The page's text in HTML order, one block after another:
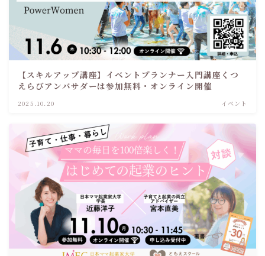
【スキルアップ講座】イベントプランナー入門講座くつ
えらびアンバサダーは参加無料・オンライン開催
2025.10.20 イベント